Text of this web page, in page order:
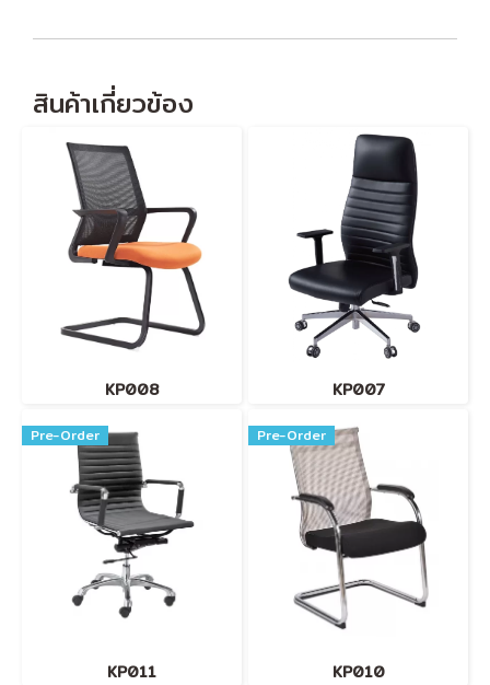
สินค้าเกี่ยวข้อง
KP008 KP007
Pre-Order
KP011
Pre-Order
KP010